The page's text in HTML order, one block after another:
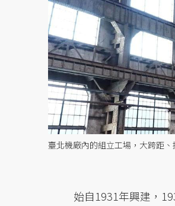
臺北機廠內的組立工場，大跨距、
始自1931年興建，